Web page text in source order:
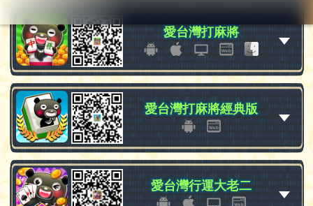
愛台灣打麻將
愛台灣打麻將
愛台灣打麻將經典版
愛台灣打麻將經典版
愛台灣行運大老二
愛台灣行運大老二